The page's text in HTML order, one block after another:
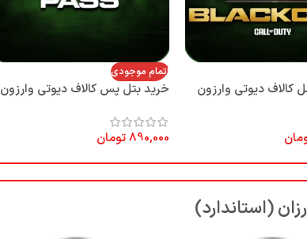
کالاف دیوتی وارزون
اتمام موجودی
خرید بتل پس کالاف دیوتی وارزون
890,000تومان
(استاندارد)